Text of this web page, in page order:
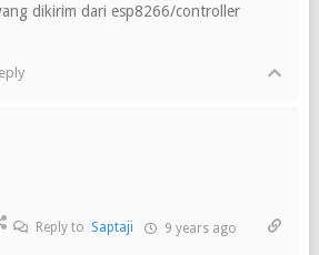
dikirim dari esp8266/controller
Reply to Saptaji 9 years ago